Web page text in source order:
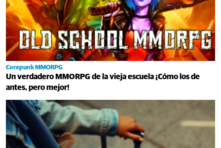
Corepunk MMORPG
Un verdadero MMORPG de la vieja escuela ¡Cómo los de
antes, pero mejor!